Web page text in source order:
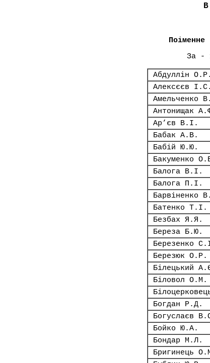
За -
Абдуллін О.Р.
Алексєєв І.С.
Амельченко
Антонищак
Ар’єв В.І.
Бабак А.В.
Бабій Ю.Ю.
Бакуменко
Балога В.І.
Балога П.І.
Барвіненко
Батенко Т.І.
Безбах Я.Я.
Береза Б.Ю.
Березенко
Березюк О.Р.
Білецький
Біловол О.М.
Богдан Р.Д.
Богуслаєв
Бойко Ю.А.
Бондар М.Л.
Бригинець